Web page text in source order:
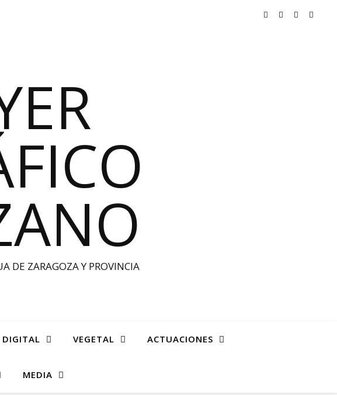
DE ZARAGOZA Y PROVINCIA
DIGITAL VEGETAL ACTUACIONES
MEDIA